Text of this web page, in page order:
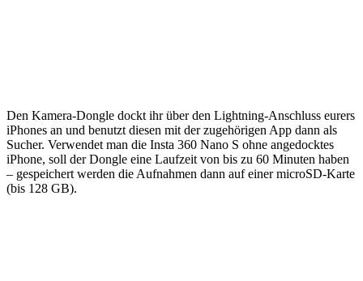
Den Kamera-Dongle dockt ihr über den Lightning-Anschluss eurers
iPhones an und benutzt diesen mit der zugehörigen App dann als
Sucher. Verwendet man die Insta 360 Nano S ohne angedocktes
iPhone, soll der Dongle eine Laufzeit von bis zu 60 Minuten haben
– gespeichert werden die Aufnahmen dann auf einer microSD-Karte
(bis 128 GB).